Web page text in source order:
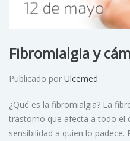
Fibromialgia y
Publicado por Ulcemed
¿Qué es la fibromialgia? La
trastorno que afecta a todo el
sensibilidad a quien lo